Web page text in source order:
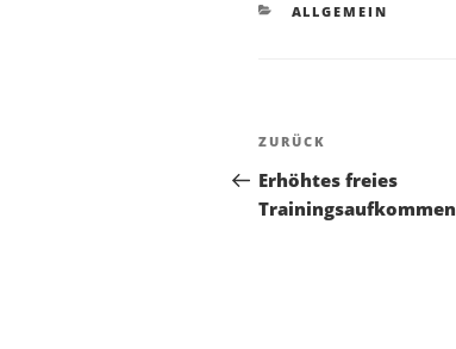
ALLGEMEIN
ZURÜCK
Erhöhtes freies
Trainingsaufkommen